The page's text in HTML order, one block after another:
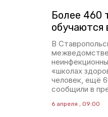
Более 460
обучаются
В
«школах
человек, ещё
сообщили в
6 апреля , 09:00